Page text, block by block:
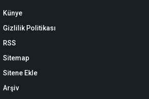
Künye
Gizlilik Politikası
RSS
Sitemap
Sitene Ekle
Arşiv